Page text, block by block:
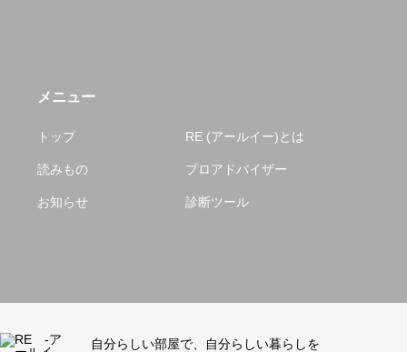
メニュー
トップ RE (アールイー)とは
読みもの プロアドバイザー
お知らせ 診断ツール
自分らしい部屋で、自分らしい暮らしを